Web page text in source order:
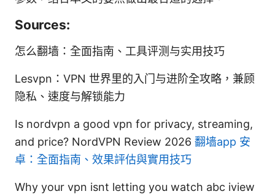
Sources:
怎么翻墙：全面指南、工具评测与实用技巧
Lesvpn：VPN 世界里的入门与进阶全攻略，兼顾
隐私、速度与解锁能力
Is nordvpn a good vpn for privacy, streaming,
and price? NordVPN Review 2026 翻墙app 安
卓：全面指南、效果評估與實用技巧
Why your vpn isnt letting you watch abc iview